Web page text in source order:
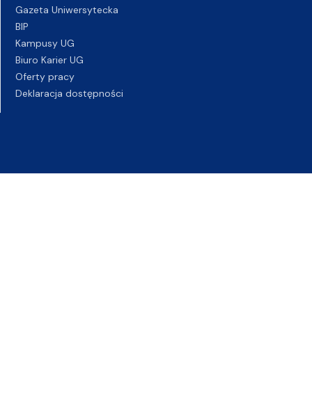
Gazeta Uniwersytecka
BIP
Kampusy UG
Biuro Karier UG
Oferty pracy
Deklaracja dostępności